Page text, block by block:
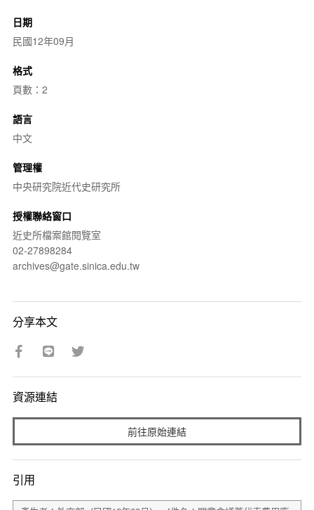
日期
民國12年09月
格式
頁數：2
語言
中文
管理權
中央研究院近代史研究所
授權聯絡窗口
近史所檔案館閱覽室
02-27898284
archives@gate.sinica.edu.tw
分享本文
資源連結
前往原始連結
引用